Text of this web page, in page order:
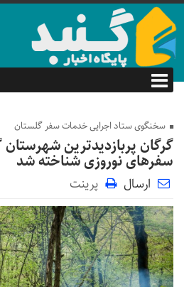
سخنگوی ستاد اجرایی خدمات سفر گلستان
گرگان پربازدیدترین شهرستان
سفرهای نوروزی شناخته شد
ارسال پرینت